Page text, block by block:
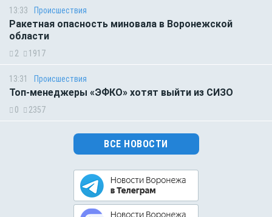
13:33 Происшествия
Ракетная опасность миновала в Воронежской
области
2 1917
13:31 Происшествия
Топ-менеджеры «ЭФКО» хотят выйти из СИЗО
0 2357
ВСЕ НОВОСТИ